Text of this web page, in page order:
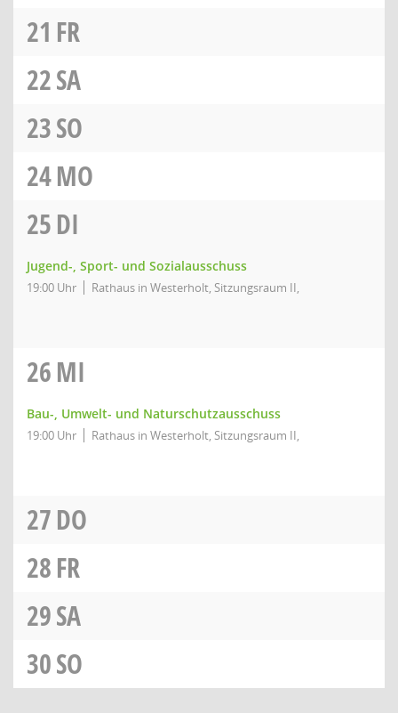
21 FR
22SA
23SO
24MO
25DI
Jugend-, Sport- und Sozialausschuss
19:00 Uhr Rathaus in Westerholt, Sitzungsraum II,
26MI
Bau-, Umwelt- und Naturschutzausschuss
19:00 Uhr Rathaus in Westerholt, Sitzungsraum II,
27DO
28FR
29SA
30SO